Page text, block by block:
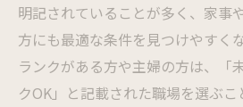
明記されていることが多く、家事
方にも最適な条件を見つけやすく
ランクがある方や主婦の方は、「
クOK」と記載された職場を選ぶ